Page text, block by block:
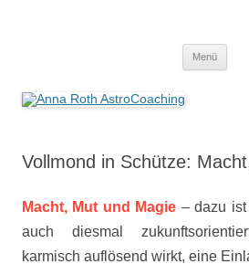
Menü
Vollmond in Schütze:
Macht, Mut und Magie – dazu
auch diesmal
karmisch auflösend wirkt, eine